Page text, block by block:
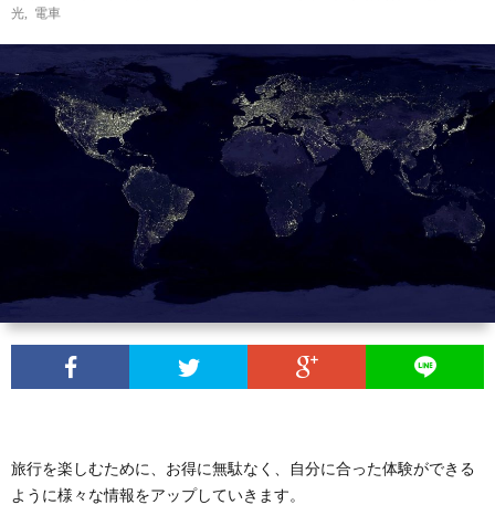
光
電車
旅行を楽しむために、お得に無駄なく、自分に合った体験ができる
ように様々な情報をアップしていきます。